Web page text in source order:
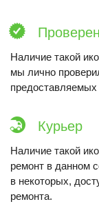
Проверен
Наличие такой
мы лично
предоставляемых
Курьер
Наличие такой
ремонт в данном
в некоторых,
ремонта.